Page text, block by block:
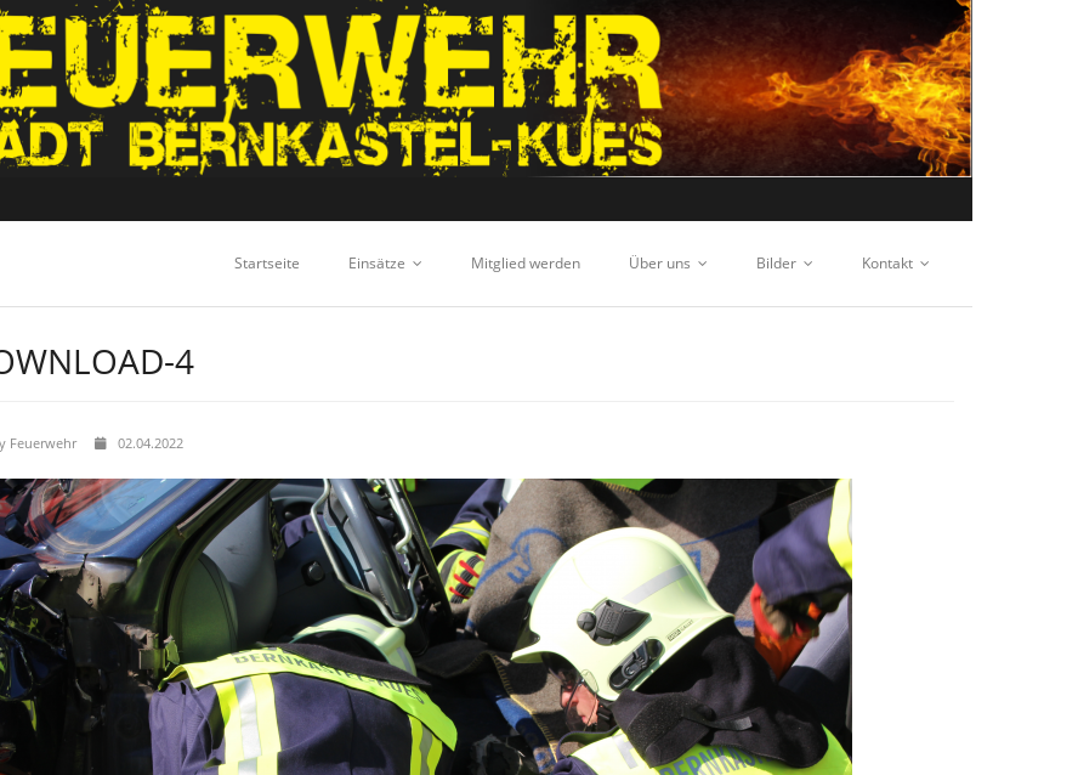
Startseite Einsätze Mitglied werden Über uns Bilder Kontakt
4
Feuerwehr 02.04.2022